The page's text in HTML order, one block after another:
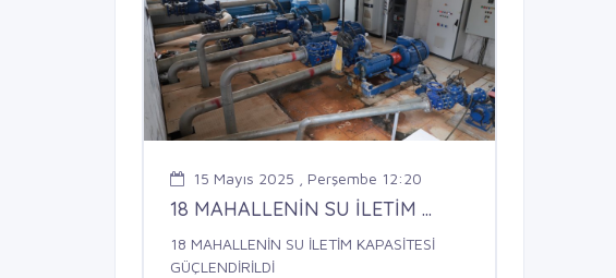
15 Mayıs 2025 , Perşembe 12:20
18 MAHALLENİN SU İLETİM ...
18 MAHALLENİN SU İLETİM KAPASİTESİ
GÜÇLENDİRİLDİ